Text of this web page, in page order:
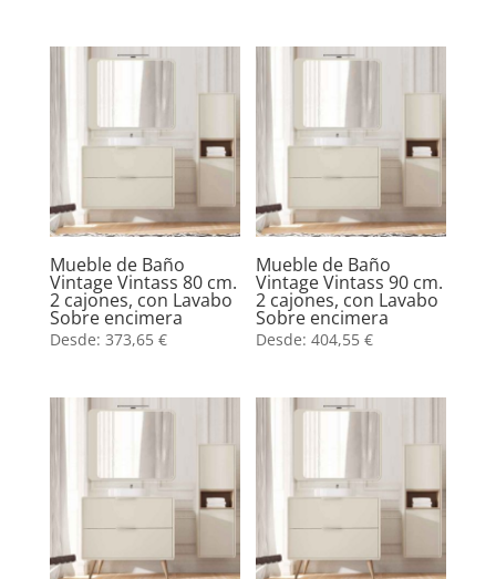
Mueble de Baño
Vintage Vintass 80 cm.
2 cajones, con Lavabo
Sobre encimera
Desde: 373,65 €
Mueble de Baño
Vintage Vintass 90 cm.
2 cajones, con Lavabo
Sobre encimera
Desde:404,55€